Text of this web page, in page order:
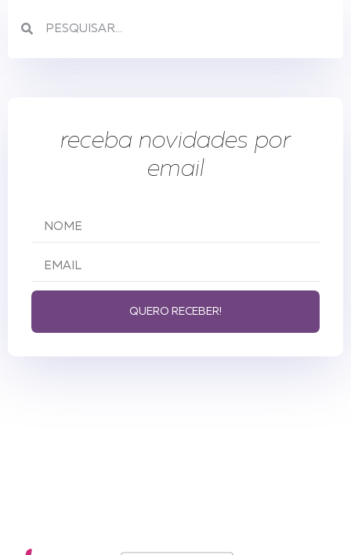
receba novidades por
email
QUERO RECEBER!